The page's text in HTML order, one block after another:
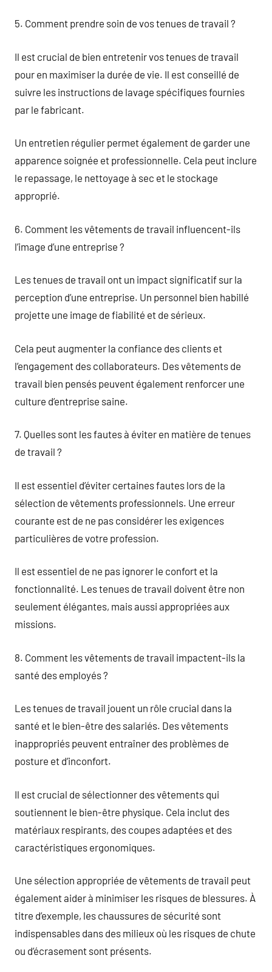
5. Comment prendre soin de vos tenues de travail ?
Il est crucial de bien entretenir vos tenues de travail
pour en maximiser la durée de vie. Il est conseillé de
suivre les instructions de lavage spécifiques fournies
par le fabricant.
Un entretien régulier permet également de garder une
apparence soignée et professionnelle. Cela peut inclure
le repassage, le nettoyage à sec et le stockage
approprié.
6. Comment les vêtements de travail influencent-ils
l’image d’une entreprise ?
Les tenues de travail ont un impact significatif sur la
perception d’une entreprise. Un personnel bien habillé
projette une image de fiabilité et de sérieux.
Cela peut augmenter la confiance des clients et
l’engagement des collaborateurs. Des vêtements de
travail bien pensés peuvent également renforcer une
culture d’entreprise saine.
7. Quelles sont les fautes à éviter en matière de tenues
de travail ?
Il est essentiel d’éviter certaines fautes lors de la
sélection de vêtements professionnels. Une erreur
courante est de ne pas considérer les exigences
particulières de votre profession.
Il est essentiel de ne pas ignorer le confort et la
fonctionnalité. Les tenues de travail doivent être non
seulement élégantes, mais aussi appropriées aux
missions.
8. Comment les vêtements de travail impactent-ils la
santé des employés ?
Les tenues de travail jouent un rôle crucial dans la
santé et le bien-être des salariés. Des vêtements
inappropriés peuvent entraîner des problèmes de
posture et d’inconfort.
Il est crucial de sélectionner des vêtements qui
soutiennent le bien-être physique. Cela inclut des
matériaux respirants, des coupes adaptées et des
caractéristiques ergonomiques.
Une sélection appropriée de vêtements de travail peut
également aider à minimiser les risques de blessures. À
titre d’exemple, les chaussures de sécurité sont
indispensables dans des milieux où les risques de chute
ou d’écrasement sont présents.